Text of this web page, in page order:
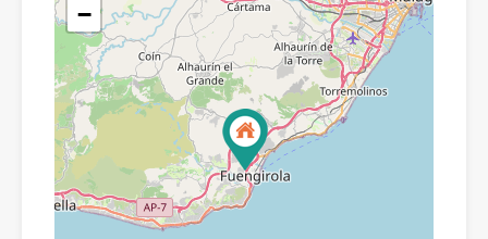
−